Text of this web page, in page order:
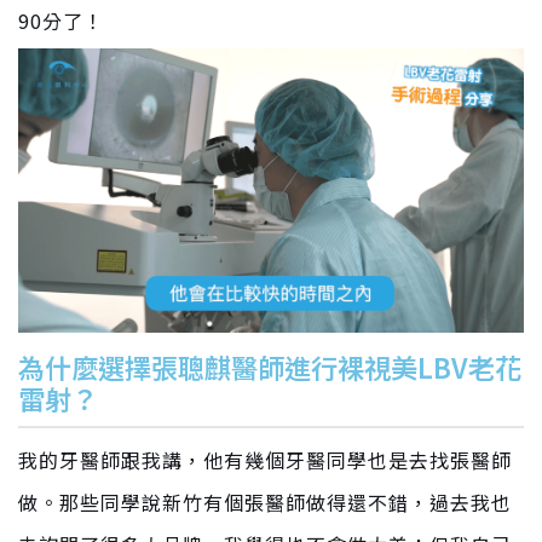
90分了！
為什麼選擇張聰麒醫師進行裸視美LBV老花
雷射？
我的牙醫師跟我講，他有幾個牙醫同學也是去找張醫師
做。那些同學說新竹有個張醫師做得還不錯，過去我也